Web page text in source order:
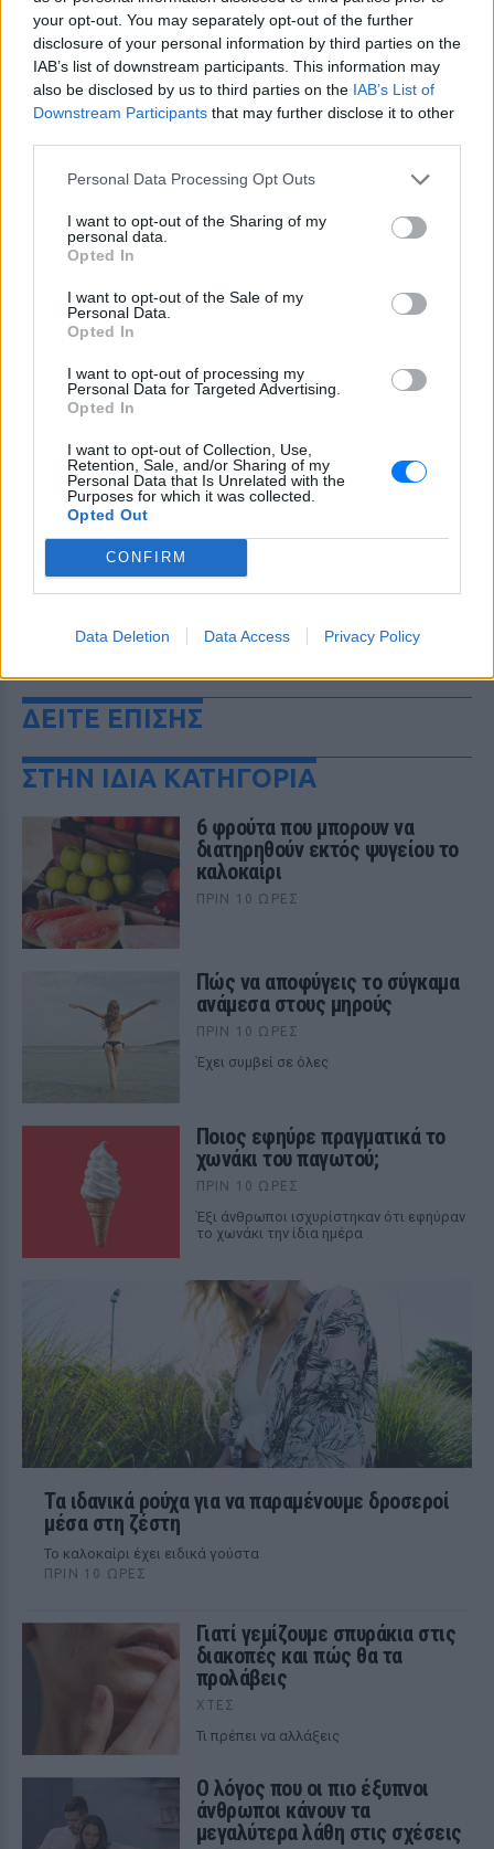
your opt-out. You may separately opt-out of the further
disclosure of your personal information by third parties on the
IAB’s list of downstream participants. This information may
also be disclosed by us to third parties on the IAB’s List of
Downstream Participants that may further disclose it to other
Personal Data Processing Opt Outs
I want to opt-out of the Sharing of my
personal data.
Opted In
I want to opt-out of the Sale of my
Personal Data.
Opted In
I want to opt-out of processing my
Personal Data for Targeted Advertising.
Opted In
I want to opt-out of Collection, Use,
Retention, Sale, and/or Sharing of my
Personal Data that Is Unrelated with the
Purposes for which it was collected.
Opted Out
CONFIRM
Data Deletion Data Access Privacy Policy
και μάθετε πρώτοιτα πιο hot νέα.
Εσύ μπήκες στο E-Daily.gr; Τα νέα της ημέρας
και ότι σου κάνει κλικ!
Ακολουθήστε το E-Radio.gr και στο Instagram
ΔΙΑΦΗΜΙΣΗ
ΔΕΙΤΕ ΕΠΙΣΗΣ
ΣΤΗΝ ΙΔΙΑ ΚΑΤΗΓΟΡΙΑ
6 φρούτα που μπορουν να
διατηρηθούν εκτός ψυγείου το
καλοκαίρι
ΠΡΙΝ 10 ΏΡΕΣ
Πώς να αποφύγεις το σύγκαμα
ανάμεσα στους μηρούς
ΠΡΙΝ 10 ΏΡΕΣ
Έχει συμβεί σε όλες
Ποιος εφηύρε πραγματικά το
χωνάκι του παγωτού;
ΠΡΙΝ 10 ΏΡΕΣ
Έξι άνθρωποι ισχυρίστηκαν ότι εφηύραν
το χωνάκι την ίδια ημέρα
Τα ιδανικά ρούχα για να παραμένουμε δροσεροί
μέσα στη ζέστη
To καλοκαίρι έχει ειδικά γούστα
ΠΡΙΝ 10 ΏΡΕΣ
Γιατί γεμίζουμε σπυράκια στις
διακοπές και πώς θα τα
προλάβεις
ΧΤΕΣ
Τι πρέπει να αλλάξεις
Ο λόγος που οι πιο έξυπνοι
άνθρωποι κάνουν τα
μεγαλύτερα λάθη στις σχέσεις